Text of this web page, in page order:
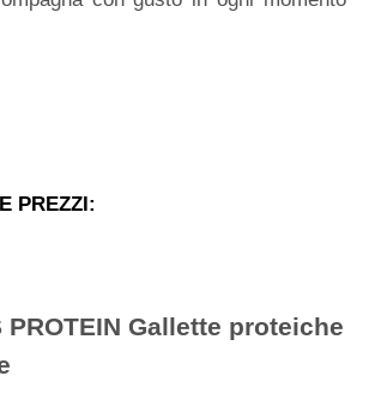
PREZZI:
PROTEIN Gallette proteiche